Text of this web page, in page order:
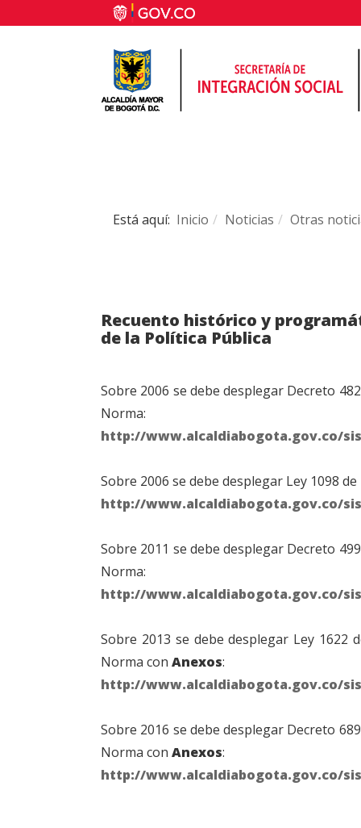
Está aquí: Inicio Noticias Otras
Recuento histórico y
de la Política Pública
Sobre 2006 se debe desplegar Decreto
Norma:
http://www.alcaldiabogota.gov.co/
Sobre 2006 se debe desplegar Ley 1098
http://www.alcaldiabogota.gov.co/
Sobre 2011 se debe desplegar Decreto
Norma:
http://www.alcaldiabogota.gov.co/
Sobre 2013 se debe desplegar Ley 1622
Norma con Anexos:
http://www.alcaldiabogota.gov.co/
Sobre 2016 se debe desplegar Decreto
Norma con Anexos:
http://www.alcaldiabogota.gov.co/